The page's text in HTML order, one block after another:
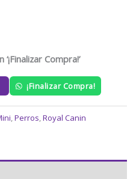
Compra!’
¡Finalizar Compra!
,Perros,Royal Canin